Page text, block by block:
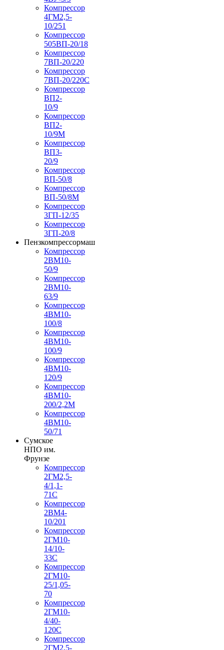
Компрессор
4ГМ2,5-
10/251
Компрессор
505ВП-20/18
Компрессор
7ВП-20/220
Компрессор
7ВП-20/220С
Компрессор
ВП2-
10/9
Компрессор
ВП2-
10/9М
Компрессор
ВП3-
20/9
Компрессор
ВП-50/8
Компрессор
ВП-50/8М
Компрессор
3ГП-12/35
Компрессор
3ГП-20/8
Пензкомпрессормаш
Компрессор
2ВМ10-
50/9
Компрессор
2ВМ10-
63/9
Компрессор
4ВМ10-
100/8
Компрессор
4ВМ10-
100/9
Компрессор
4ВМ10-
120/9
Компрессор
4ВМ10-
200/2,2М
Компрессор
4ВМ10-
50/71
Сумское
НПО им.
Фрунзе
Компрессор
2ГМ2,5-
4/1,1-
71С
Компрессор
2ВМ4-
10/201
Компрессор
2ГМ10-
14/10-
33С
Компрессор
2ГМ10-
25/1,05-
70
Компрессор
2ГМ10-
4/40-
120С
Компрессор
2ГМ2,5-